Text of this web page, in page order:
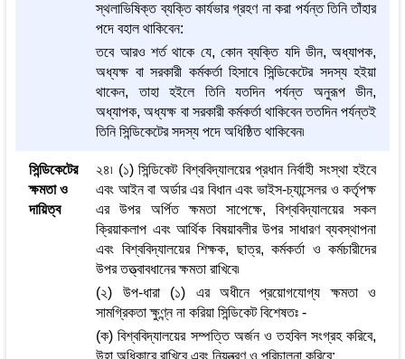
স্থলাভিষিক্ত ব্যক্তি কার্যভার গ্রহণ না করা পর্যন্ত তিনি তাঁহার
পদে বহাল থাকিবেন:
তবে আরও শর্ত থাকে যে, কোন ব্যক্তি যদি ডীন, অধ্যাপক,
অধ্যক্ষ বা সরকারী কর্মকর্তা হিসাবে সিন্ডিকেটের সদস্য হইয়া
থাকেন, তাহা হইলে তিনি যতদিন পর্যন্ত অনুরূপ ডীন,
অধ্যাপক, অধ্যক্ষ বা সরকারী কর্মকর্তা থাকিবেন ততদিন পর্যন্তই
তিনি সিন্ডিকেটের সদস্য পদে অধিষ্ঠিত থাকিবেন৷
সিন্ডিকেটের
ক্ষমতা ও
দায়িত্ব
২৪৷ (১) সিন্ডিকেট বিশ্ববিদ্যালয়ের প্রধান নির্বাহী সংস্থা হইবে
এবং আইন বা অর্ডার এর বিধান এবং ভাইস-চ্যান্সেলর ও কর্তৃপক্ষ
এর উপর অর্পিত ক্ষমতা সাপেক্ষে, বিশ্ববিদ্যালয়ের সকল
ক্রিয়াকলাপ এবং আর্থিক বিষয়াবলীর উপর সাধারণ ব্যবস্থাপনা
এবং বিশ্ববিদ্যালয়ের শিক্ষক, ছাত্র, কর্মকর্তা ও কর্মচারীদের
উপর তত্ত্বাবধানের ক্ষমতা রাখিবে৷
(২) উপ-ধারা (১) এর অধীনে প্রয়োগযোগ্য ক্ষমতা ও
সামগ্রিকতা ক্ষুণ্ন্ন না করিয়া সিন্ডিকেট বিশেষতঃ -
(ক) বিশ্ববিদ্যালয়ের সম্পত্তি অর্জন ও তহবিল সংগ্রহ করিবে,